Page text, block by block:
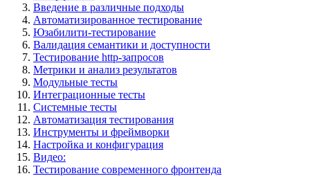
Введение в различные подходы
Автоматизированное тестирование
Юзабилити-тестирование
Валидация семантики и доступности
Тестирование http-запросов
Метрики и анализ результатов
Модульные тесты
Интеграционные тесты
Системные тесты
Автоматизация тестирования
Инструменты и фреймворки
Настройка и конфигурация
Видео:
Тестирование современного фронтенда